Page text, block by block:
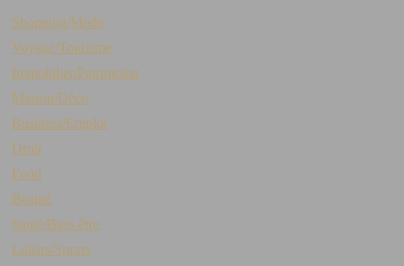
Shopping/Mode
Voyage/Tourisme
Immobilier/Patrimoine
Maison/Déco
Business/Emploi
Droit
Food
Beauté
Santé/Bien-être
Loisirs/Sports